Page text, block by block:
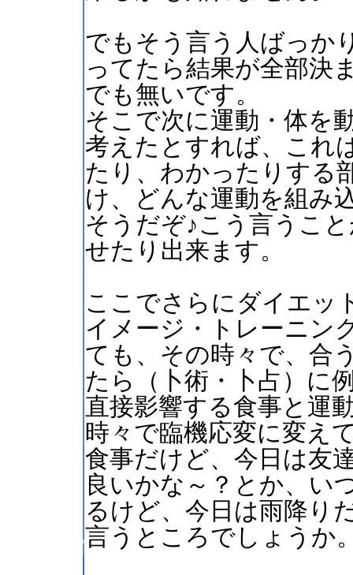
でもそう言う人ばっか
ってたら結果が全部決
でも無いです。
そこで次に運動・体を
考えたとすれば、これ
たり、わかったりする
け、どんな運動を組み
そうだぞ♪こう言うこ
せたり出来ます。
ここでさらにダイエッ
イメージ・トレーニン
ても、その時々で、合
たら（卜術・卜占）に
直接影響する食事と運
時々で臨機応変に変え
食事だけど、今日は友
良いかな～？とか、い
るけど、今日は雨降り
言うところでしょうか